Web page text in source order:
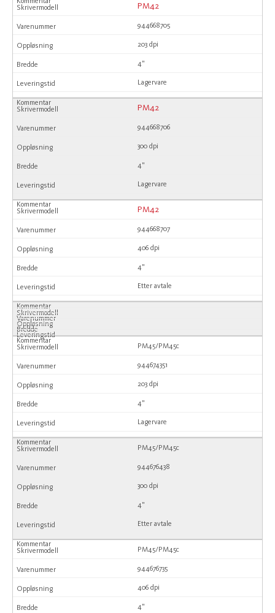
PM42
944668705
203 dpi
4"
Lagervare
PM42
944668706
300 dpi
4"
Lagervare
PM42
944668707
406 dpi
4"
Etter avtale
PM45/PM45c
944674351
203 dpi
4"
Lagervare
PM45/PM45c
944676438
300 dpi
4"
Etter avtale
PM45/PM45c
944676735
406 dpi
4"